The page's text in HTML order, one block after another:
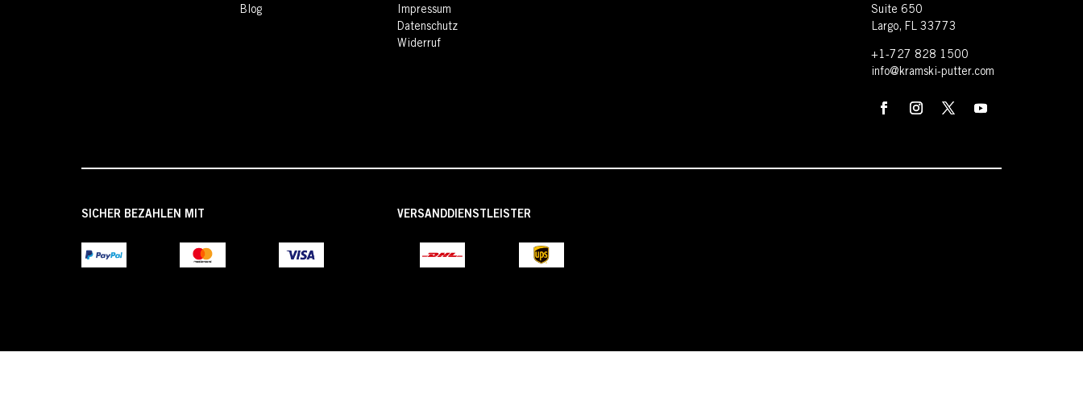
Blog
Impressum
Datenschutz
Widerruf
Suite 650
Largo, FL 33773
+1-727 828 1500
info@kramski-putter.com
SICHER BEZAHLEN MIT VERSANDDIENSTLEISTER